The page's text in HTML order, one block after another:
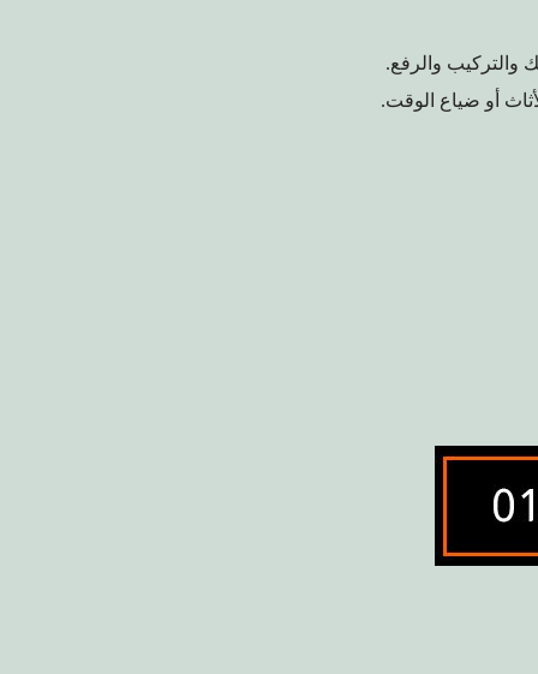
والتركيب والرفع.
أو ضياع الوقت.